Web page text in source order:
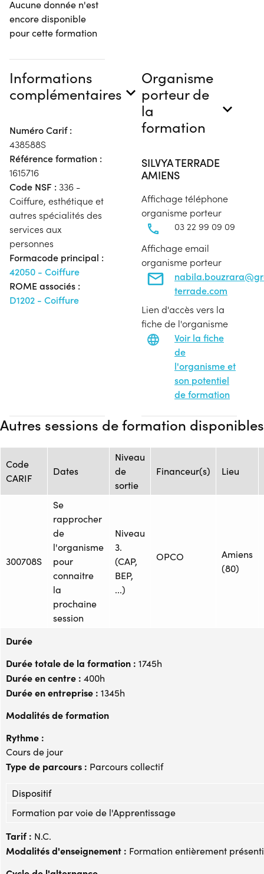
Aucune donnée n'est
encore disponible
pour cette formation
Informations
complémentaires
Numéro Carif :
438588S
Référence formation :
1615716
Code NSF : 336 -
Coiffure, esthétique et
autres spécialités des
services aux
personnes
Formacode principal :
42050 - Coiffure
ROME associés :
D1202 - Coiffure
Organisme
porteur de
la
formation
SILVYA TERRADE
AMIENS
Affichage téléphone
organisme porteur
03 22 99 09 09
Affichage email
organisme porteur
terrade.com
Lien d'accès vers la
fiche de l'organisme
Voir la fiche
de
l'organisme et
son potentiel
de formation
Autres sessions de formation disponibles
Code
CARIF
Dates
Niveau
de
sortie
Financeur(s) Lieu
300708S
Se
rapprocher
de
l'organisme
pour
connaitre
la
prochaine
session
Niveau
3.
(CAP,
BEP,
...)
OPCO
Amiens
(80)
Durée
Durée totale de la formation : 1745h
Durée en centre : 400h
Durée en entreprise : 1345h
Modalités de formation
Rythme :
Cours de jour
Type de parcours : Parcours collectif
Dispositif
Formation par voie de l'Apprentissage
Tarif : N.C.
Modalités d'enseignement : Formation entièrement